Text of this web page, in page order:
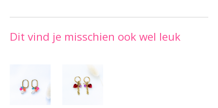
Dit vind je misschien ook wel leuk